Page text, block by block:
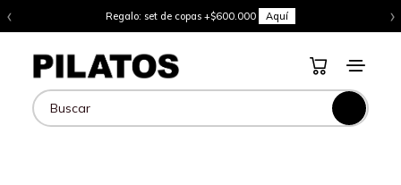
‹ Regalo: set de copas +$600.000 Aquí ›
Buscar